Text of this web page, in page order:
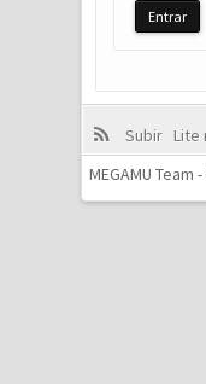
Subir Lite
MEGAMU Team